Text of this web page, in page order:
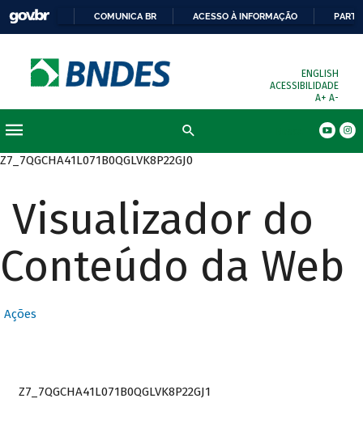
COMUNICA BR ACESSO À INFORMAÇÃO
ENGLISH
ACESSIBILIDADE
A+ A-
Z7_7QGCHA41L071B0QGLVK8P22GJ0
Visualizador do
Conteúdo da Web
Ações
Z7_7QGCHA41L071B0QGLVK8P22GJ1